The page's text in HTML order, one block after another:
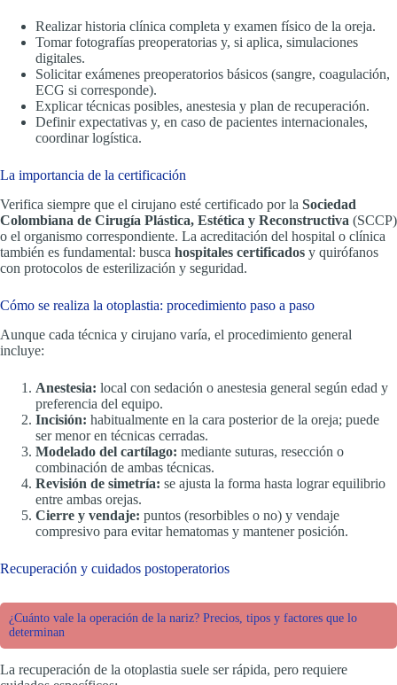
Realizar historia clínica completa y examen físico de la oreja.
Tomar fotografías preoperatorias y, si aplica, simulaciones
digitales.
Solicitar exámenes preoperatorios básicos (sangre, coagulación,
ECG si corresponde).
Explicar técnicas posibles, anestesia y plan de recuperación.
Definir expectativas y, en caso de pacientes internacionales,
coordinar logística.
La importancia de la certificación
Verifica siempre que el cirujano esté certificado por la Sociedad
Colombiana de Cirugía Plástica, Estética y Reconstructiva (SCCP)
o el organismo correspondiente. La acreditación del hospital o clínica
también es fundamental: busca hospitales certificados y quirófanos
con protocolos de esterilización y seguridad.
Cómo se realiza la otoplastia: procedimiento paso a paso
Aunque cada técnica y cirujano varía, el procedimiento general
incluye:
Anestesia: local con sedación o anestesia general según edad y
preferencia del equipo.
Incisión: habitualmente en la cara posterior de la oreja; puede
ser menor en técnicas cerradas.
Modelado del cartílago: mediante suturas, resección o
combinación de ambas técnicas.
Revisión de simetría: se ajusta la forma hasta lograr equilibrio
entre ambas orejas.
Cierre y vendaje: puntos (resorbibles o no) y vendaje
compresivo para evitar hematomas y mantener posición.
Recuperación y cuidados postoperatorios
¿Cuánto vale la operación de la nariz? Precios, tipos y factores que lo
determinan
La recuperación de la otoplastia suele ser rápida, pero requiere